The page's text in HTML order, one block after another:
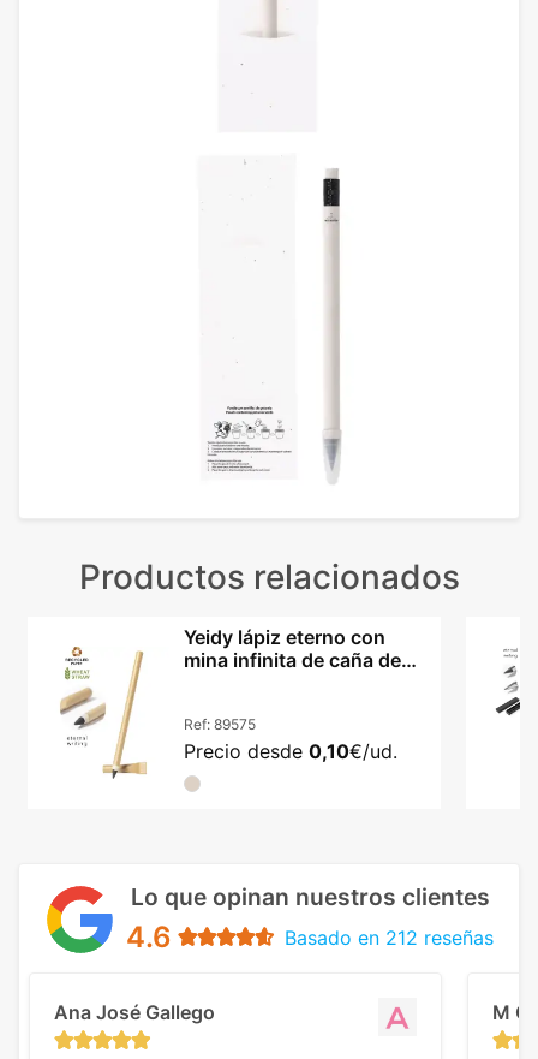
Productos relacionados
Yeidy lápiz eterno con
mina infinita de caña de
Ref: 89575
Precio desde 0,10€/ud.
Lo que opinan nuestros clientes
4.6 Basado en 212 reseñas
Ana José Gallego M C